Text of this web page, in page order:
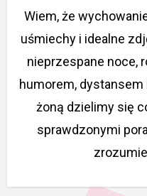
Wiem, że
uśmiechy i idealne
nieprzespane noce,
humorem,
żoną dzielimy się
sprawdzonymi